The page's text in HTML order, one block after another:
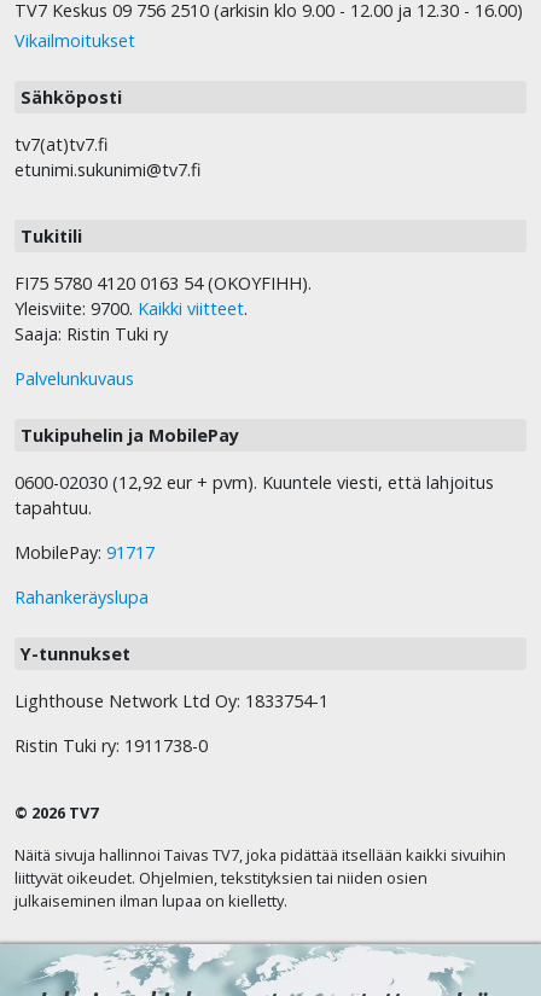
TV7 Keskus 09 756 2510 (arkisin klo 9.00 - 12.00 ja 12.30 - 16.00)
Vikailmoitukset
Sähköposti
tv7(at)tv7.fi
etunimi.sukunimi@tv7.fi
Tukitili
FI75 5780 4120 0163 54 (OKOYFIHH).
Yleisviite: 9700. Kaikki viitteet.
Saaja: Ristin Tuki ry
Palvelunkuvaus
Tukipuhelin ja MobilePay
0600-02030 (12,92 eur + pvm). Kuuntele viesti, että lahjoitus
tapahtuu.
MobilePay: 91717
Rahankeräyslupa
Y-tunnukset
Lighthouse Network Ltd Oy: 1833754-1
Ristin Tuki ry: 1911738-0
© 2026 TV7
Näitä sivuja hallinnoi Taivas TV7, joka pidättää itsellään kaikki sivuihin
liittyvät oikeudet. Ohjelmien, tekstityksien tai niiden osien
julkaiseminen ilman lupaa on kielletty.